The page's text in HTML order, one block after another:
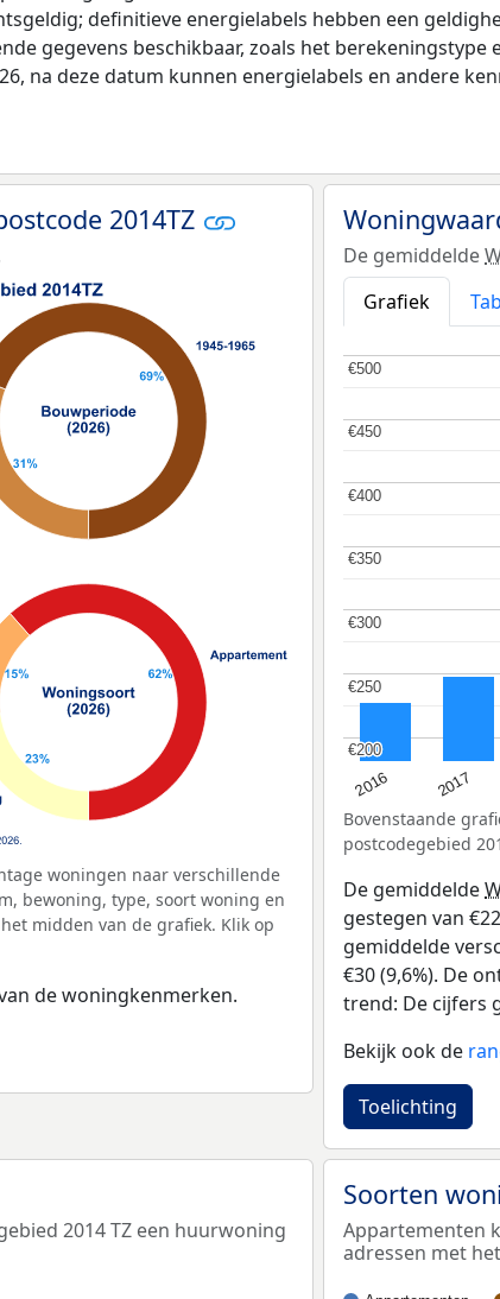
definitieve energielabels hebben een
gegevens beschikbaar, zoals het
na deze datum kunnen energielabels en andere
2014TZ
woningen naar verschillende
bewoning, type, soort woning en
midden van de grafiek. Klik op
de woningkenmerken.
De gemiddelde
Grafiek
2016 2017
€200
€200
€250
€250
€300
€300
€350
€350
€400
€400
€450
€450
€500
€500
Bovenstaande
postcodegebied
De gemiddelde
gestegen van
gemiddelde
€30 (9,6%). De
trend: De cijfers
Bekijk ook de
Toelichting
2014 TZ een huurwoning
Soorten
Appartementen
adressen met